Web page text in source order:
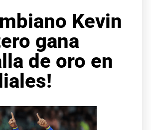
Kevin
gana
de oro en